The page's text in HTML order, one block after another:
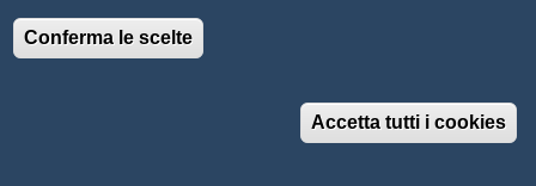
Comunicazione Unica.
Ulteriori informazioni in merito alla nuova classificazione
Conferma le scelte
Accetta tutti i cookies